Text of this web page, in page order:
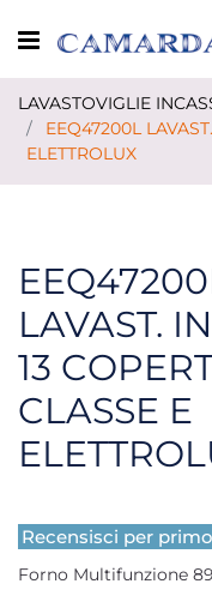
Open menu
LAVASTOVIGLIE
EEQ47200L
ELETTROLUX
LAVAST.
13
CLASSE E
Recensisci per
Forno Multifunzione